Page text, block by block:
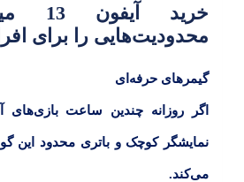
خرید
محدودیت‌هایی را برای
گیمرهای حرفه‌ای
اگر روزانه چندین ساعت بازی‌های
نمایشگر کوچک و باتری محدود این
می‌کند.